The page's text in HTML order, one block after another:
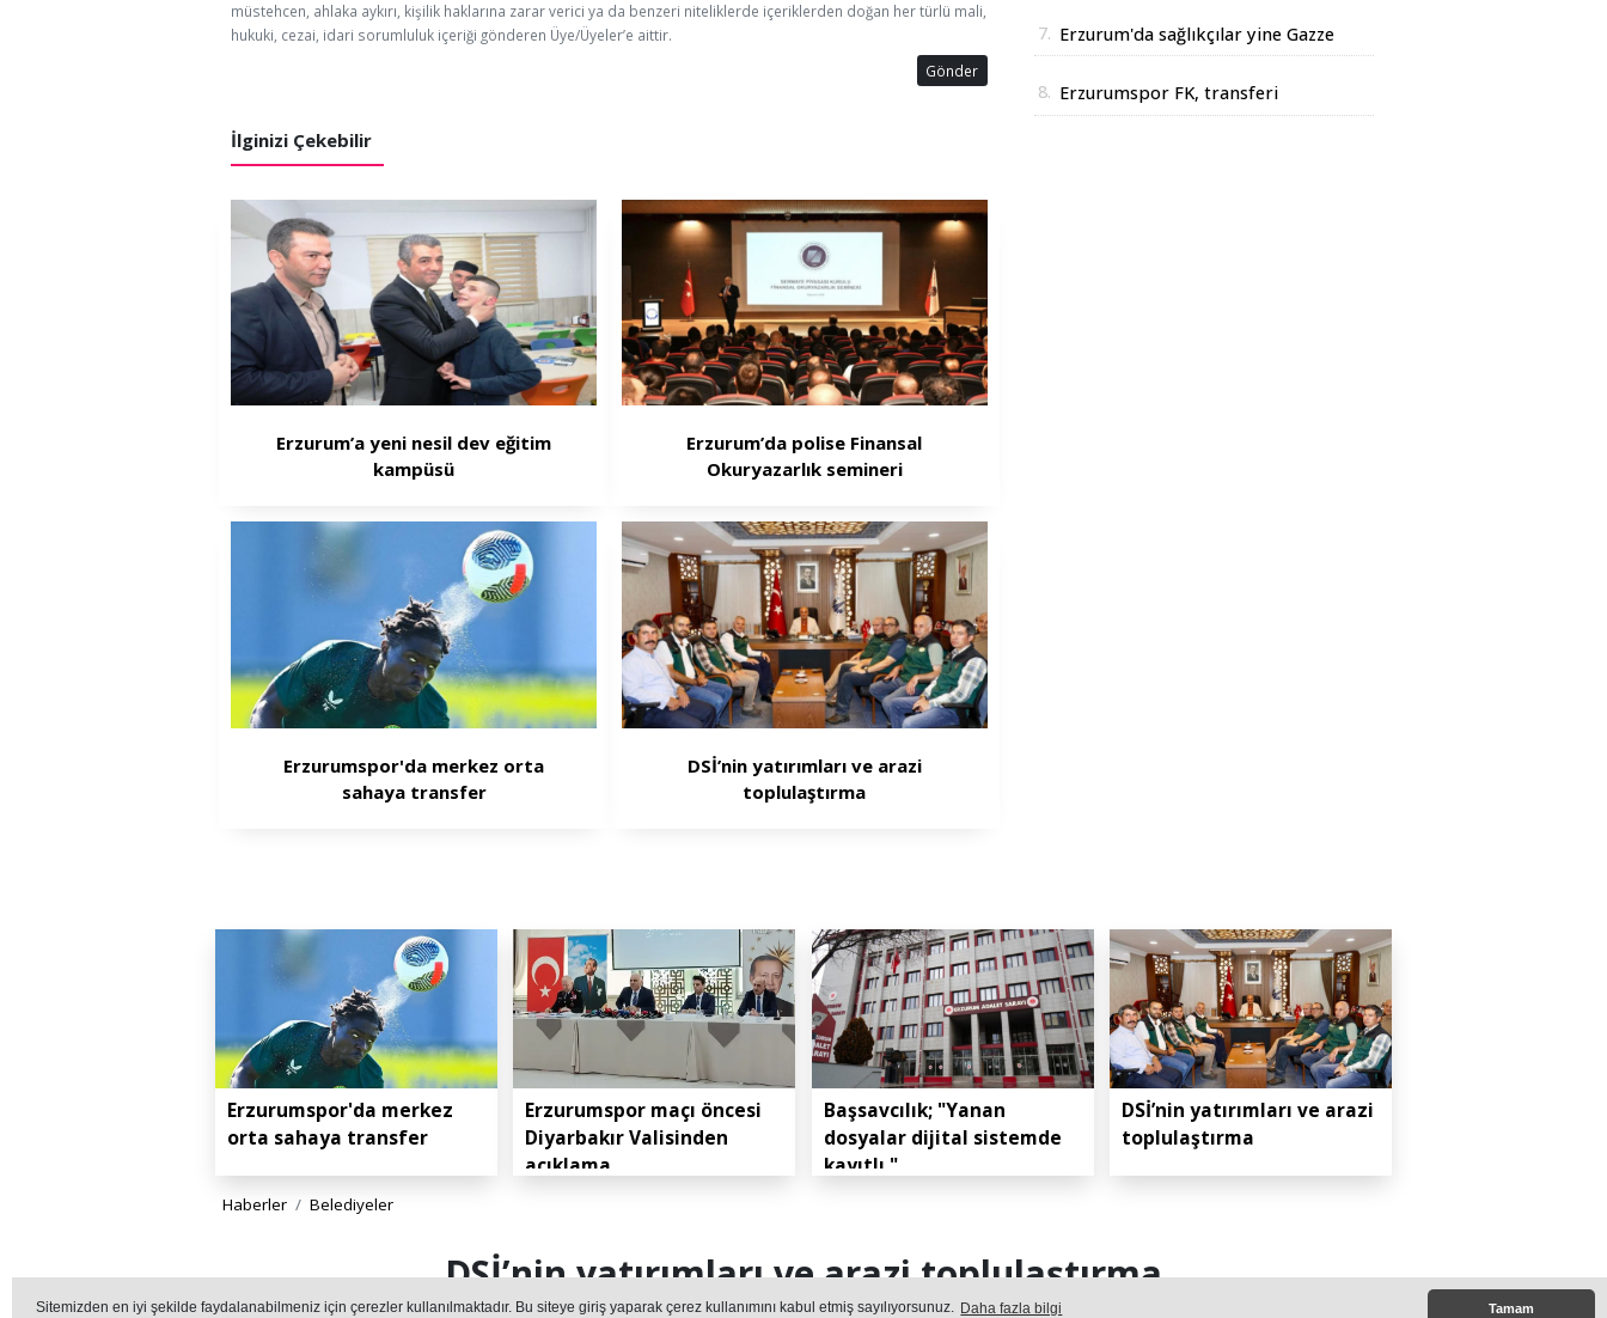
Sitemizden en iyi şekilde faydalanabilmeniz için çerezler kullanılmaktadır. Bu siteye giriş yaparak çerez kullanımını kabul etmiş sayılıyorsunuz. Daha fazla bilgi Tamam
müstehcen, ahlaka aykırı, kişilik haklarına zarar verici ya da benzeri niteliklerde içeriklerden doğan her türlü mali,
hukuki, cezai, idari sorumluluk içeriği gönderen Üye/Üyeler’e aittir.
Gönder
İlginizi Çekebilir
Erzurum’a yeni nesil dev eğitim
kampüsü
Erzurum’da polise Finansal
Okuryazarlık semineri
Erzurumspor'da merkez orta
sahaya transfer
DSİ’nin yatırımları ve arazi
toplulaştırma
7. Erzurum'da sağlıkçılar yine Gazze
8. Erzurumspor FK, transferi
Erzurumspor'da merkez
orta sahaya transfer
Erzurumspor maçı öncesi
Diyarbakır Valisinden
açıklama
Başsavcılık; "Yanan
dosyalar dijital sistemde
kayıtlı."
DSİ’nin yatırımları ve arazi
toplulaştırma
Haberler Belediyeler
DSİ’nin yatırımları ve arazi toplulaştırma